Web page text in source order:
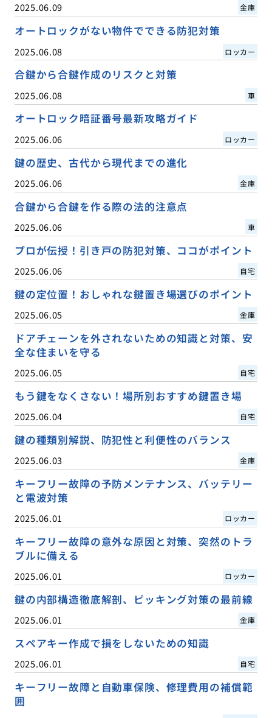
2025.06.09 金庫
オートロックがない物件でできる防犯対策
2025.06.08 ロッカー
合鍵から合鍵作成のリスクと対策
2025.06.08 車
オートロック暗証番号最新攻略ガイド
2025.06.06 ロッカー
鍵の歴史、古代から現代までの進化
2025.06.06 金庫
合鍵から合鍵を作る際の法的注意点
2025.06.06 車
プロが伝授！引き戸の防犯対策、ココがポイント
2025.06.06 自宅
鍵の定位置！おしゃれな鍵置き場選びのポイント
2025.06.05 金庫
ドアチェーンを外されないための知識と対策、安
全な住まいを守る
2025.06.05 自宅
もう鍵をなくさない！場所別おすすめ鍵置き場
2025.06.04 自宅
鍵の種類別解説、防犯性と利便性のバランス
2025.06.03 金庫
キーフリー故障の予防メンテナンス、バッテリー
と電波対策
2025.06.01 ロッカー
キーフリー故障の意外な原因と対策、突然のトラ
ブルに備える
2025.06.01 ロッカー
鍵の内部構造徹底解剖、ピッキング対策の最前線
2025.06.01 金庫
スペアキー作成で損をしないための知識
2025.06.01 自宅
キーフリー故障と自動車保険、修理費用の補償範
囲